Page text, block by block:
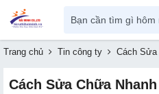
Trang chủ Tin công ty Cách Sửa
Cách Sửa Chữa